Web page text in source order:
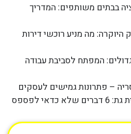
בבתים משותפים: המדריך
היוקרה: מה מניע רוכשי דירות
המפתח לסביבת עבודה
– פתרונות גמישים לעסקים
לפספס